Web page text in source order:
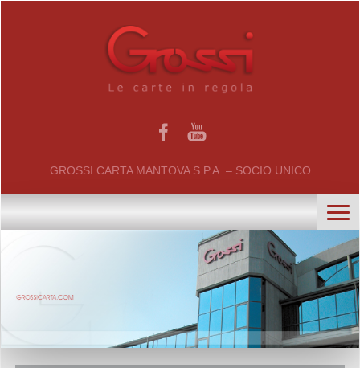
GROSSI CARTA MANTOVA S.P.A. – SOCIO UNICO